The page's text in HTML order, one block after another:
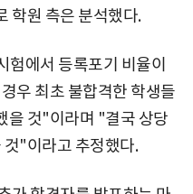
학원 측은 분석했다.
에서 등록포기 비율이
우 최초 불합격한 학생들
을 것"이라며 "결국 상당
"이라고 추정했다.